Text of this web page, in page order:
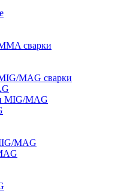
сварки
MAG сварки
MIG/MAG
MAG